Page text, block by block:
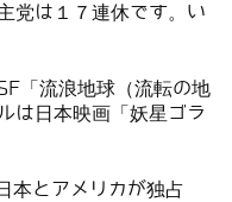
党は１７連休です。い
「流浪地球（流転の地
は日本映画「妖星ゴラ
本とアメリカが独占